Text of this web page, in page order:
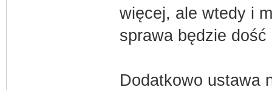
więcej, ale wtedy i
sprawa będzie
Dodatkowo ustawa